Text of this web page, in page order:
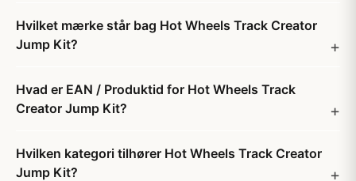
Hvilket mærke står bag Hot Wheels Track Creator
Jump Kit?
Hvad er EAN / Produktid for Hot Wheels Track
Creator Jump Kit?
Hvilken kategori tilhører Hot Wheels Track Creator
Jump Kit?